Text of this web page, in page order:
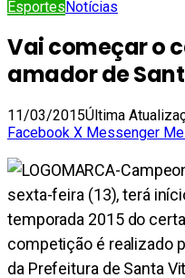
Esportes Notícias
Vai começar o
amador de
11/03/2015Última
Facebook X Messenger
sexta-feira (13), terá
temporada 2015 do
competição é realizado
da Prefeitura de Santa